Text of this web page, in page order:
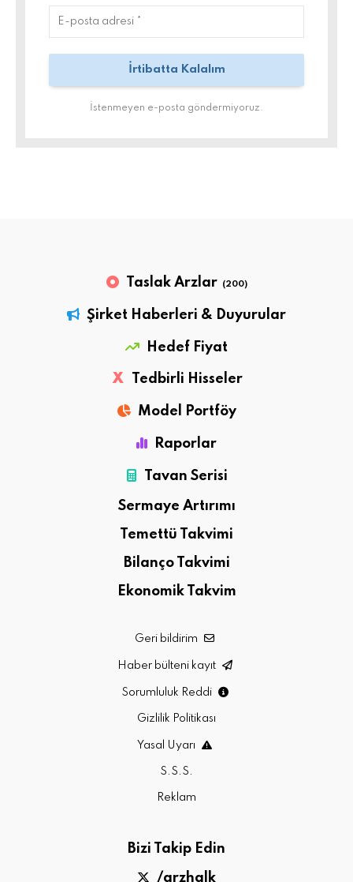
İstenmeyen e-posta göndermiyoruz.
Taslak Arzlar (200)
Şirket Haberleri & Duyurular
Hedef Fiyat
X Tedbirli Hisseler
Model Portföy
Raporlar
Tavan Serisi
Sermaye Artırımı
Temettü Takvimi
Bilanço Takvimi
Ekonomik Takvim
Geri bildirim
Haber bülteni kayıt
Sorumluluk Reddi
Gizlilik Politikası
Yasal Uyarı
S.S.S.
Reklam
Bizi Takip Edin
/arzhalk